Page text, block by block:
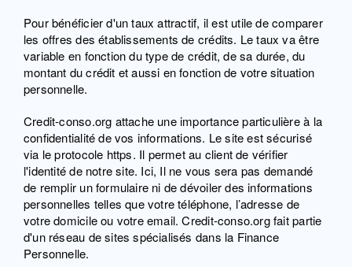
Pour bénéficier d'un taux attractif, il est utile de comparer
les offres des établissements de crédits. Le taux va être
variable en fonction du type de crédit, de sa durée, du
montant du crédit et aussi en fonction de votre situation
personnelle.
Credit-conso.org attache une importance particulière à la
confidentialité de vos informations. Le site est sécurisé
via le protocole https. Il permet au client de vérifier
l'identité de notre site. Ici, Il ne vous sera pas demandé
de remplir un formulaire ni de dévoiler des informations
personnelles telles que votre téléphone, l’adresse de
votre domicile ou votre email. Credit-conso.org fait partie
d'un réseau de sites spécialisés dans la Finance
Personnelle.